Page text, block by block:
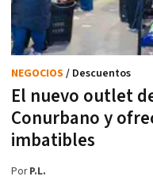
El nuevo outlet
Conurbano y
imbatibles
NEGOCIOS / Descuentos
PorP.L.